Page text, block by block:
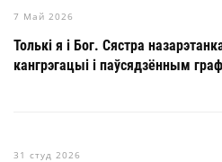
7 Май 2026
Толькі я і Бог. Сястра
кангрэгацыі і паўсядзённым
31 студ 2026